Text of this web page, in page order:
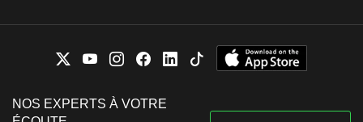
NOS EXPERTS À VOTRE